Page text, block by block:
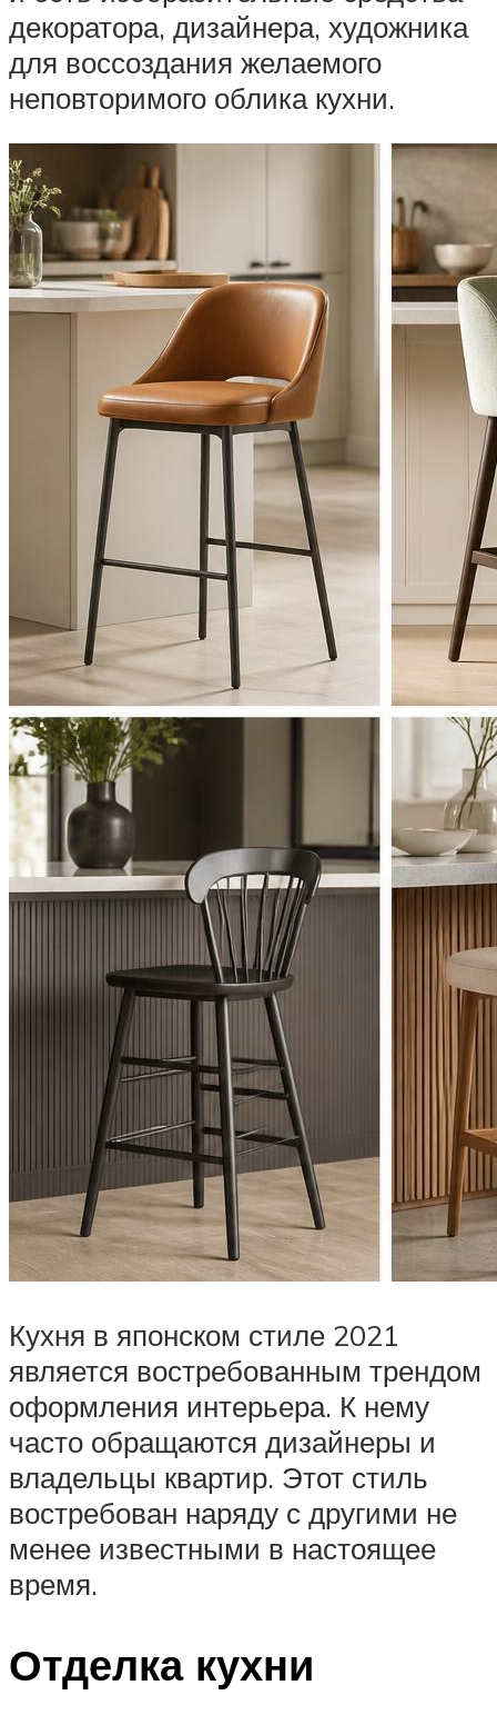
декоратора, дизайнера, художника
для воссоздания желаемого
неповторимого облика кухни.
Кухня в японском стиле 2021
является востребованным трендом
оформления интерьера. К нему
часто обращаются дизайнеры и
владельцы квартир. Этот стиль
востребован наряду с другими не
менее известными в настоящее
время.
Отделка кухни